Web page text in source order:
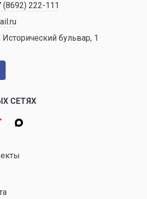
(8692) 222-111
Исторический бульвар, 1
СЕТЯХ